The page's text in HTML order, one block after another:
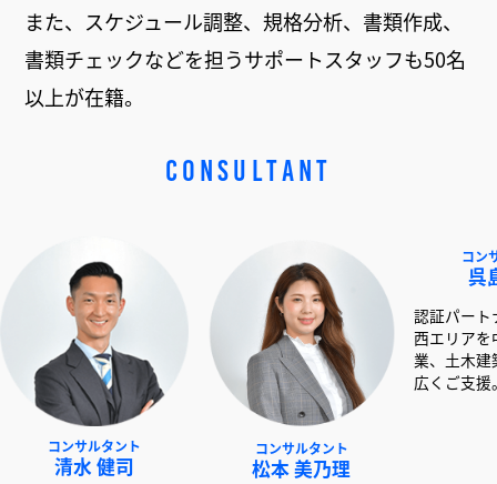
また、スケジュール調整、規格分析、書類作成、
書類チェックなどを担うサポートスタッフも50名
以上が在籍。
CONSULTANT
ルタント コンサルタント
松本 美乃理